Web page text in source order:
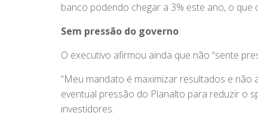
banco podendo chegar a 3% este ano, o
Sem pressão do governo
O executivo afirmou ainda que não “sente
“Meu mandato é maximizar resultados e
eventual pressão do Planalto para reduzir o
investidores.